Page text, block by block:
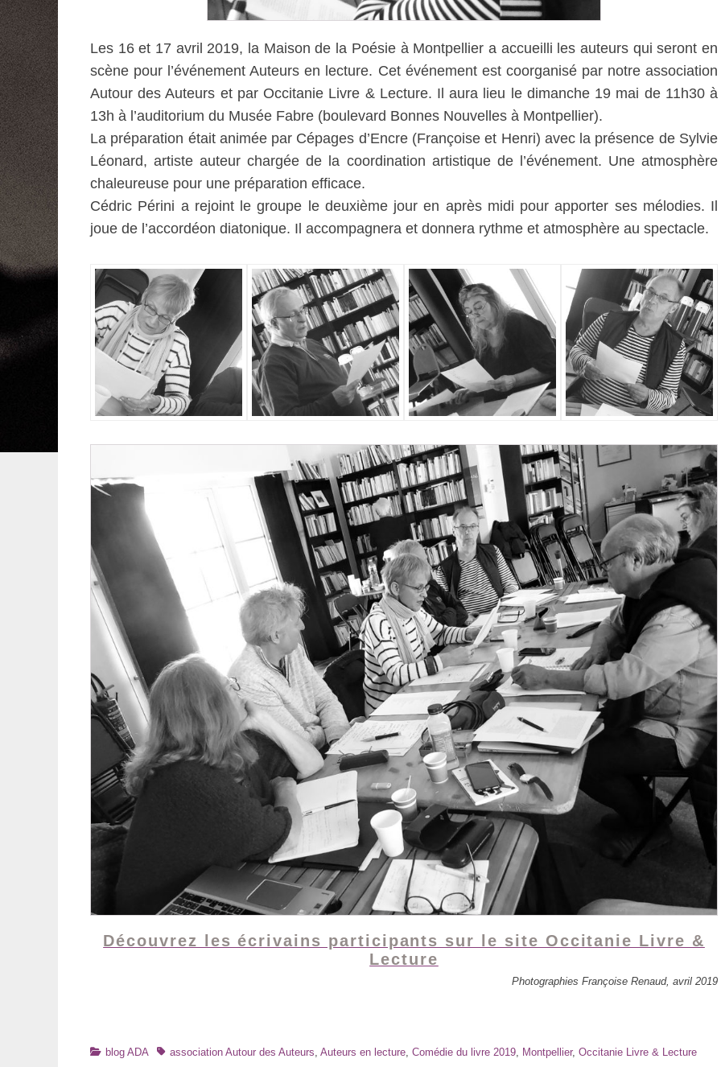
Les 16 et 17 avril 2019, la Maison de la Poésie à Montpellier a accueilli les auteurs qui seront en
scène pour l’événement Auteurs en lecture. Cet événement est coorganisé par notre association
Autour des Auteurs et par Occitanie Livre & Lecture. Il aura lieu le dimanche 19 mai de 11h30 à
13h à l’auditorium du Musée Fabre (boulevard Bonnes Nouvelles à Montpellier).
La préparation était animée par Cépages d’Encre (Françoise et Henri) avec la présence de Sylvie
Léonard, artiste auteur chargée de la coordination artistique de l’événement. Une atmosphère
chaleureuse pour une préparation efficace.
Cédric Périni a rejoint le groupe le deuxième jour en après midi pour apporter ses mélodies. Il
joue de l’accordéon diatonique. Il accompagnera et donnera rythme et atmosphère au spectacle.
Découvrez les écrivains participants sur le site Occitanie Livre &
Lecture
Photographies Françoise Renaud, avril 2019
Catégories
blog ADA Tagsassociation Autour des Auteurs Auteurs en lecture Comédie du livre 2019 Montpellier, Occitanie Livre & Lecture